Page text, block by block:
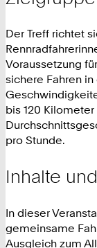
Der Treff richtet
Voraussetzung
sichere Fahren
bis 120
pro Stunde.
Inhalte
In dieser
gemeinsame
Ausgleich zum